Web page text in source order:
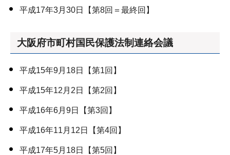
平成17年3月30日【第8回＝最終回】
大阪府市町村国民保護法制連絡会議
平成15年9月18日【第1回】
平成15年12月2日【第2回】
平成16年6月9日【第3回】
平成16年11月12日【第4回】
平成17年5月18日【第5回】